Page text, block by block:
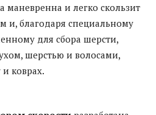
маневренна и легко скользит
и, благодаря специальному
для сбора шерсти,
шерстью и волосами,
коврах.